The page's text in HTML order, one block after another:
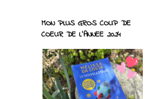
MON PLUS GROS COUP DE
COEUR DE L'ANNEE 2024